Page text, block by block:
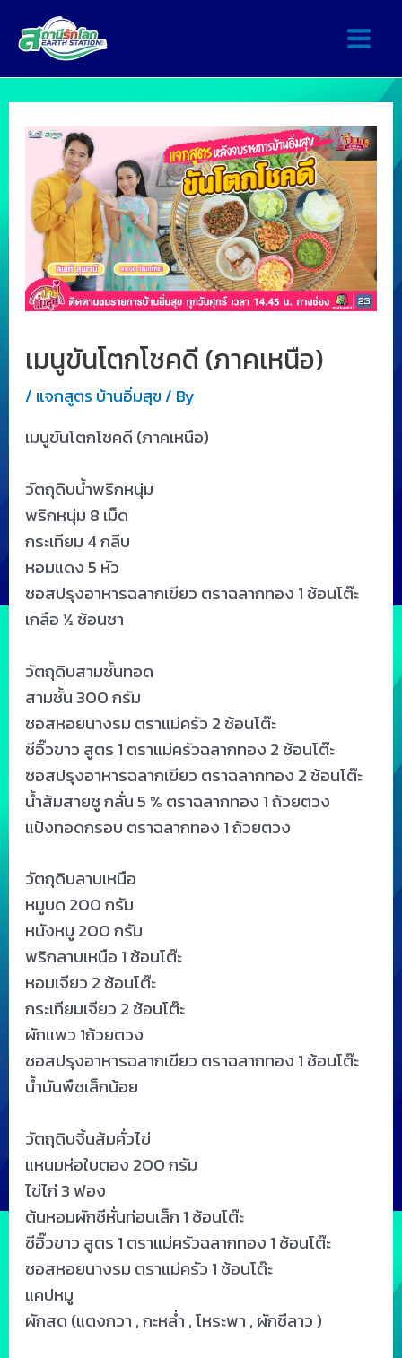
เมนูขันโตกโชคดี (ภาคเหนือ)
/ แจกสูตร บ้านอิ่มสุข / By
เมนูขันโตกโชคดี (ภาคเหนือ)
วัตถุดิบน้ำพริกหนุ่ม
พริกหนุ่ม 8 เม็ด
กระเทียม 4 กลีบ
หอมแดง 5 หัว
ซอสปรุงอาหารฉลากเขียว ตราฉลากทอง 1 ช้อนโต๊ะ
เกลือ ½ ช้อนชา
วัตถุดิบสามชั้นทอด
สามชั้น 300 กรัม
ซอสหอยนางรม ตราแม่ครัว 2 ช้อนโต๊ะ
ซีอิ๊วขาว สูตร 1 ตราแม่ครัวฉลากทอง 2 ช้อนโต๊ะ
ซอสปรุงอาหารฉลากเขียว ตราฉลากทอง 2 ช้อนโต๊ะ
น้ำส้มสายชู กลั่น 5 % ตราฉลากทอง 1 ถ้วยตวง
แป้งทอดกรอบ ตราฉลากทอง 1 ถ้วยตวง
วัตถุดิบลาบเหนือ
หมูบด 200 กรัม
หนังหมู 200 กรัม
พริกลาบเหนือ 1 ช้อนโต๊ะ
หอมเจียว 2 ช้อนโต๊ะ
กระเทียมเจียว 2 ช้อนโต๊ะ
ผักแพว 1ถ้วยตวง
ซอสปรุงอาหารฉลากเขียว ตราฉลากทอง 1 ช้อนโต๊ะ
น้ำมันพืชเล็กน้อย
วัตถุดิบจิ้นส้มคั่วไข่
แหนมห่อใบตอง 200 กรัม
ไข่ไก่ 3 ฟอง
ต้นหอมผักชีหั่นท่อนเล็ก 1 ช้อนโต๊ะ
ซีอิ๊วขาว สูตร 1 ตราแม่ครัวฉลากทอง 1 ช้อนโต๊ะ
ซอสหอยนางรม ตราแม่ครัว 1 ช้อนโต๊ะ
แคปหมู
ผักสด (แตงกวา , กะหล่ำ , โหระพา , ผักชีลาว )